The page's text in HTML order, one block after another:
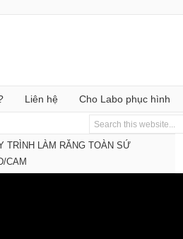
Liên hệ Cho Labo phục hình
TRÌNH LÀM RĂNG TOÀN SỨ
CAM